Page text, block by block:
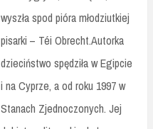
wyszła spod pióra młodziutkiej
pisarki – Téi Obrecht.Autorka
dzieciństwo spędziła w Egipcie
i na Cyprze, a od roku 1997 w
Stanach Zjednoczonych. Jej